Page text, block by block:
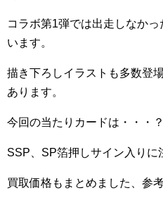
コラボ第1弾では出走しなか
います。
描き下ろしイラストも多数登
あります。
今回の当たりカードは・・・？
SSP、SP箔押しサイン入りに
買取価格もまとめました、参